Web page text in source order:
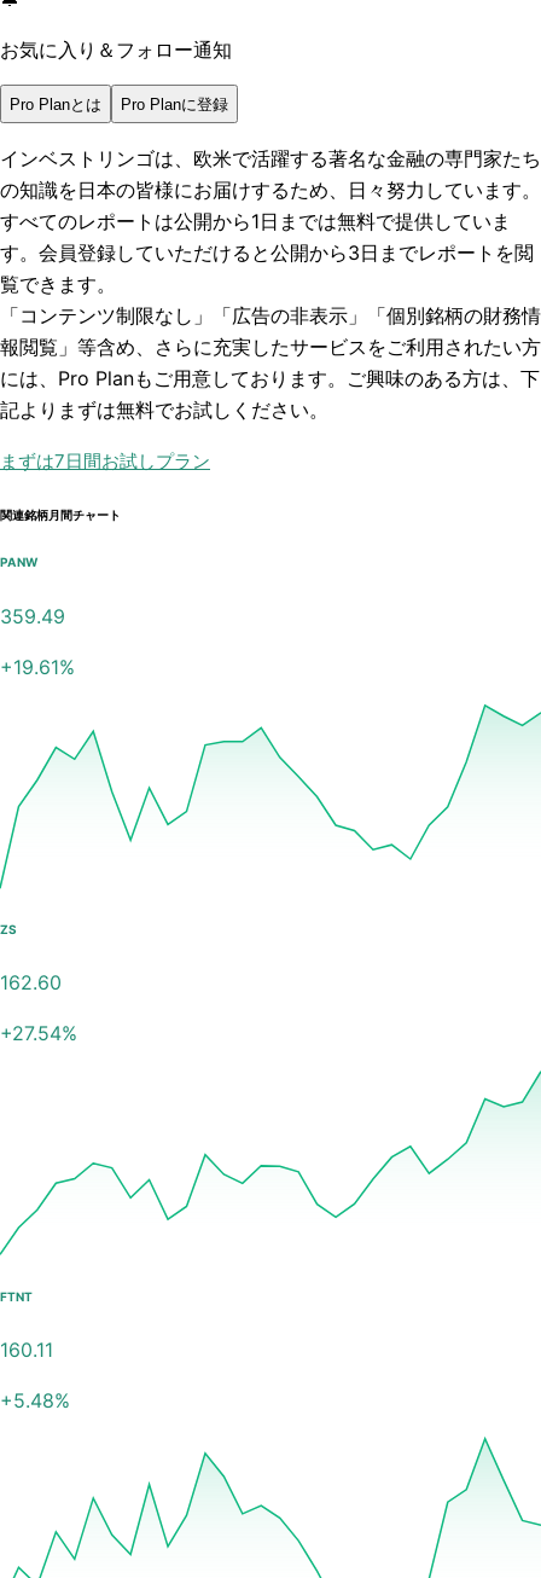
お気に入り＆フォロー通知
Pro Planとは Pro Planに登録
インベストリンゴは、欧米で活躍する著名な金融の専門家たち
の知識を日本の皆様にお届けするため、日々努力しています。
すべてのレポートは公開から1日までは無料で提供していま
す。会員登録していただけると公開から3日までレポートを閲
覧できます。
「コンテンツ制限なし」「広告の非表示」「個別銘柄の財務情
報閲覧」 等含め、さらに充実したサービスをご利用されたい方
には、Pro Planもご用意しております。ご興味のある方は、下
記よりまずは無料でお試しください。
まずは7日間お試しプラン
関連銘柄月間チャート
PANW
359.49
+19.61%
ZS
162.60
+27.54%
FTNT
160.11
+5.48%